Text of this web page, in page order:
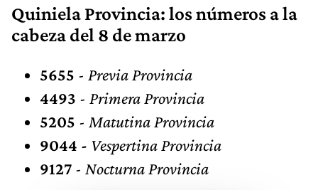
Quiniela Provincia: los números a la
cabeza del 8 de marzo
5655 - Previa Provincia
4493 - Primera Provincia
5205 - Matutina Provincia
9044 - Vespertina Provincia
9127 - Nocturna Provincia